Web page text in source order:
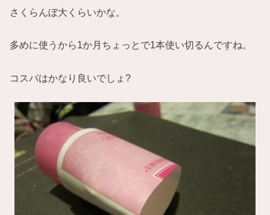
さくらんぼ大くらいかな。
多めに使うから1か月ちょっとで1本使い切るんですね。
コスパはかなり良いでしょ?